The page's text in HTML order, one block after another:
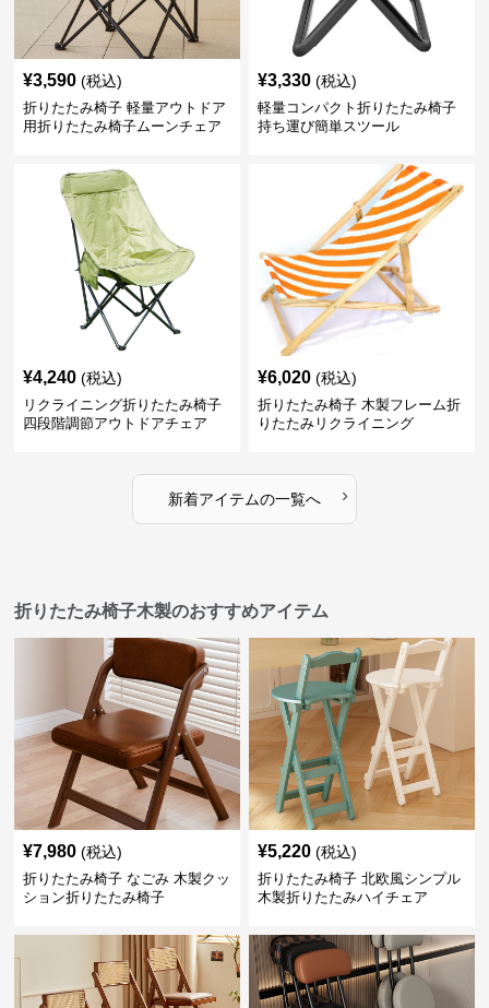
¥3,590 (税込)
折りたたみ椅子 軽量アウトドア
用折りたたみ椅子ムーンチェア
¥3,330 (税込)
軽量コンパクト折りたたみ椅子
持ち運び簡単スツール
¥4,240 (税込)
リクライニング折りたたみ椅子
四段階調節アウトドアチェア
¥6,020 (税込)
折りたたみ椅子 木製フレーム折
りたたみリクライニング
新着アイテムの一覧へ ›
折りたたみ椅子木製のおすすめアイテム
¥7,980 (税込)
折りたたみ椅子 なごみ 木製クッ
ション折りたたみ椅子
¥5,220 (税込)
折りたたみ椅子 北欧風シンプル
木製折りたたみハイチェア